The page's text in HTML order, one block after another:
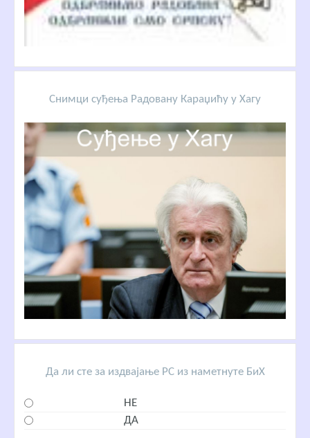
Снимци суђења Радовану Караџићу у Хагу
Да ли сте за издвајање РС из наметнуте БиХ
НЕ
ДА